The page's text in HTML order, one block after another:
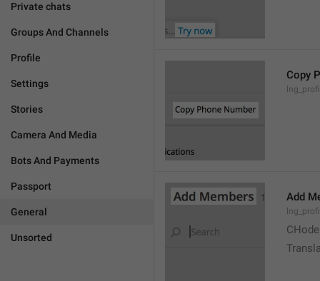
Private chats
Groups And Channels
Profile
Settings
Stories
Camera And Media
Bots And Payments
Passport
General
Unsorted
Copy
Add